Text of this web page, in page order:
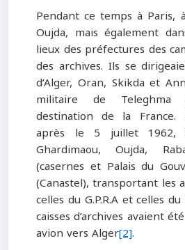
Pendant ce temps à Paris,
Oujda, mais également
lieux des préfectures des
des archives. Ils se
d’Alger, Oran, Skikda et
militaire de Teleghma
destination de la France.
après le 5 juillet 1962,
Ghardimaou, Oujda,
(casernes et Palais du
(Canastel), transportant les
celles du G.P.R.A et celles
caisses d’archives avaient
avion vers Alger[2].